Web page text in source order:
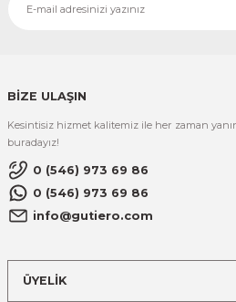
BİZE ULAŞIN
Kesintisiz hizmet kalitemiz ile her zaman
buradayız!
0 (546) 973 69 86
0 (546) 973 69 86
info@gutiero.com
ÜYELİK